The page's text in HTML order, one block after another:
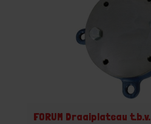
FORUM Draaiplateau t.b.v.